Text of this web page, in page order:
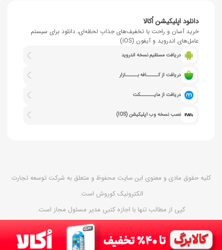
دانلود اپلیکیشن اُکالا
خرید آسان و راحت با تخفیف‌های جذابِ لحظه‌ای، دانلود برای سیستم
عامل‌های اندروید و آیفون (iOS)
دریافت مستقیم نسخه اندروید
دریافت از کــــــافه بــــــازار
دریافت از مایـــــــکت
نصب نسخه وب اپلیکیشن (IOS)
کلیه حقوق مادی و معنوی این سایت محفوظ و متعلق به شرکت توسعه تجارت
الکترونیک کوروش است.
کپی از مطالب تنها با اجازه کتبی مدیر مسئول مجاز است.